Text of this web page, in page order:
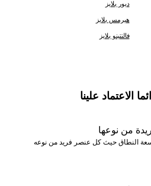
ديور بلايز
هيرمس بلايز
فالنتينو بلايز
الاعتماد علينا
من نوعها
النطاق حيث كل عنصر فريد من نوعه